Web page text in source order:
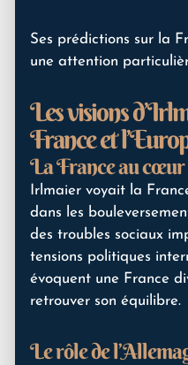
Ses prédictions sur la
une attention
Les visions
France et
La France au cœur
Irlmaier voyait la
dans les
des troubles sociaux
tensions politiques
évoquent une France
retrouver son équilibre.
Le rôle de